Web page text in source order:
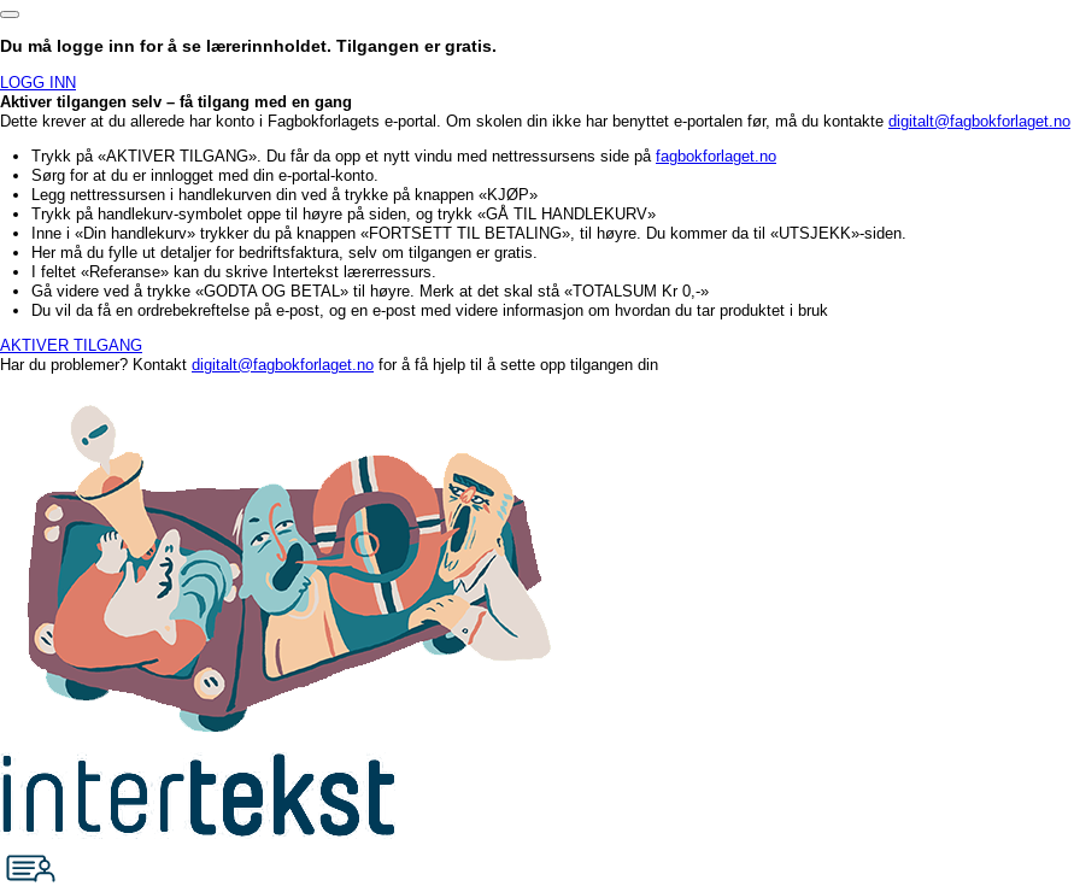
Du må logge inn for å se lærerinnholdet. Tilgangen er gratis.
LOGG INN
Aktiver tilgangen selv – få tilgang med en gang
Dette krever at du allerede har konto i Fagbokforlagets e-portal. Om skolen din ikke har benyttet e-portalen før, må du kontakte digitalt@fagbokforlaget.no
Trykk på «AKTIVER TILGANG». Du får da opp et nytt vindu med nettressursens side på fagbokforlaget.no
Sørg for at du er innlogget med din e-portal-konto.
Legg nettressursen i handlekurven din ved å trykke på knappen «KJØP»
Trykk på handlekurv-symbolet oppe til høyre på siden, og trykk «GÅ TIL HANDLEKURV»
Inne i «Din handlekurv» trykker du på knappen «FORTSETT TIL BETALING», til høyre. Du kommer da til «UTSJEKK»-siden.
Her må du fylle ut detaljer for bedriftsfaktura, selv om tilgangen er gratis.
I feltet «Referanse» kan du skrive Intertekst lærerressurs.
Gå videre ved å trykke «GODTA OG BETAL» til høyre. Merk at det skal stå «TOTALSUM Kr 0,-»
Du vil da få en ordrebekreftelse på e-post, og en e-post med videre informasjon om hvordan du tar produktet i bruk
AKTIVER TILGANG
Har du problemer? Kontakt digitalt@fagbokforlaget.no for å få hjelp til å sette opp tilgangen din